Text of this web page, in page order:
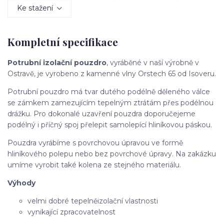
Ke stažení
Kompletní specifikace
Potrubní izolační pouzdro, vyráběné v naší výrobně v
Ostravě, je vyrobeno z kamenné vlny Orstech 65 od Isoveru.
Potrubní pouzdro má tvar dutého podélně děleného válce
se zámkem zamezujícím tepelným ztrátám přes podélnou
drážku. Pro dokonalé uzavření pouzdra doporučejeme
podélný i příčný spoj přelepit samolepící hliníkovou páskou.
Pouzdra vyrábíme s povrchovou úpravou ve formě
hliníkového polepu nebo bez povrchové úpravy. Na zakázku
umíme vyrobit také kolena ze stejného materiálu.
Výhody
velmi dobré tepelněizolační vlastnosti
vynikající zpracovatelnost